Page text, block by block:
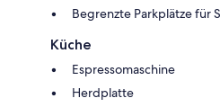
Begrenzte Parkplätze für
Küche
Espressomaschine
Herdplatte